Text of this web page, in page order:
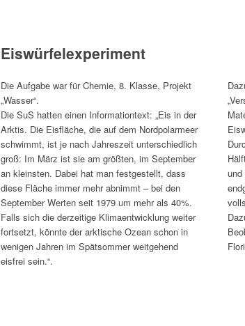
Eiswürfelexperiment
Die Aufgabe war für Chemie, 8. Klasse, Projekt
„Wasser“.
Die SuS hatten einen Informationtext: „Eis in der
Arktis. Die Eisfläche, die auf dem Nordpolarmeer
schwimmt, ist je nach Jahreszeit unterschiedlich
groß: Im März ist sie am größten, im September
an kleinsten. Dabei hat man festgestellt, dass
diese Fläche immer mehr abnimmt – bei den
September Werten seit 1979 um mehr als 40%.
Falls sich die derzeitige Klimaentwicklung weiter
fortsetzt, könnte der arktische Ozean schon in
wenigen Jahren im Spätsommer weitgehend
eisfrei sein.“.
und